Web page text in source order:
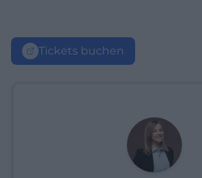
Tickets buchen